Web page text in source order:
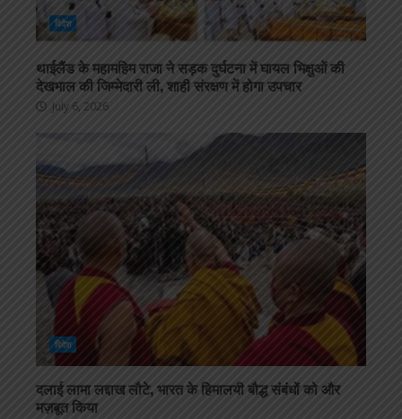
विदेश
थाईलैंड के महामहिम राजा ने सड़क दुर्घटना में घायल भिक्षुओं की
देखभाल की जिम्मेदारी ली, शाही संरक्षण में होगा उपचार
July 6, 2026
विदेश
दलाई लामा लद्दाख लौटे, भारत के हिमालयी बौद्ध संबंधों को और
मज़बूत किया